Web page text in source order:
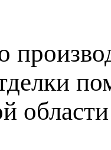
области